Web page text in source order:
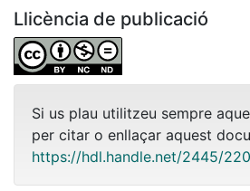
Llicència de publicació
Si us plau utilitzeu sempre
per citar o enllaçar aquest
https://hdl.handle.net/2445/